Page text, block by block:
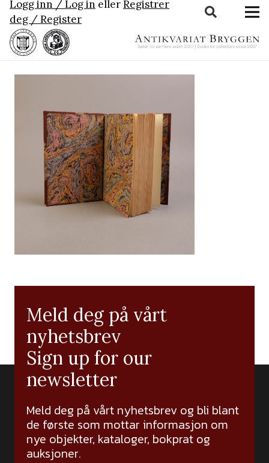
Logg inn / Log in ellerRegistrer
deg / Register
Meld deg på vårt
nyhetsbrev
Sign up for our
newsletter
Meld deg på vårt nyhetsbrev og bli blant
de første som mottar informasjon om
nye objekter, kataloger, bokprat og
auksjoner.